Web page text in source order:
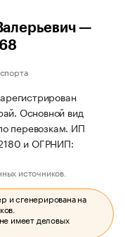
—
Основной вид
перевозкам. ИП
и ОГРНИП:
источников.
и сгенерирована на
имеет деловых